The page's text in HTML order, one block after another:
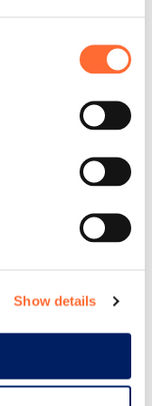
Show details